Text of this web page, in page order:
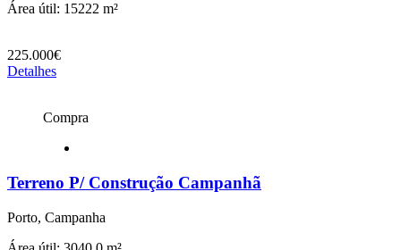
Área útil: 15222 m²
225.000€
Detalhes
Compra
Terreno P/ Construção Campanhã
Porto, Campanha